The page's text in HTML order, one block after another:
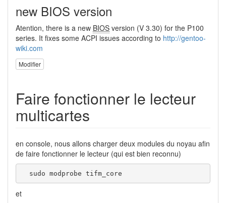
new BIOS version
Atention, there is a new BIOS version (V 3.30) for the P100
series. It fixes some ACPI issues according to http://gentoo-
wiki.com
Modifier
Faire fonctionner le lecteur
multicartes
en console, nous allons charger deux modules du noyau afin
de faire fonctionner le lecteur (qui est bien reconnu)
  sudo modprobe tifm_core
et